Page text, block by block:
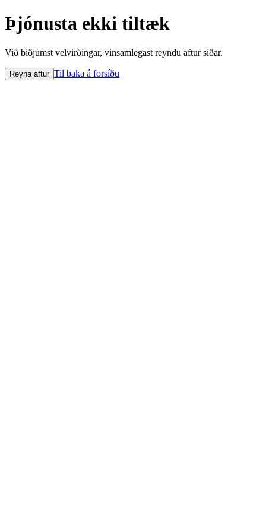
Þjónusta ekki tiltæk
Við biðjumst velvirðingar, vinsamlegast reyndu aftur síðar.
Reyna aftur Til baka á forsíðu